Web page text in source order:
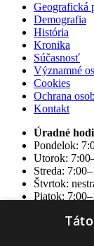
Geografická
Demografia
História
Kronika
Súčasnosť
Významné
Cookies
Ochrana
Kontakt
Úradné
Pondelok:
Utorok:
Streda:
Štvrtok:
Piatok: